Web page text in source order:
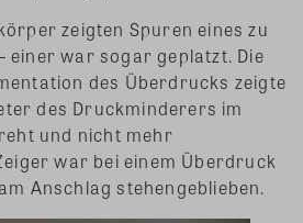
zeigten Spuren eines zu
einer war sogar geplatzt. Die
des Überdrucks zeigte
des Druckminderers im
und nicht mehr
war bei einem Überdruck
Anschlag stehengeblieben.